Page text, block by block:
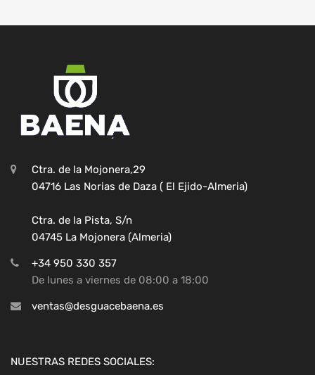
Ctra. de la Mojonera,29
04716 Las Norias de Daza ( El Ejido-Almeria)
Ctra. de la Pista, S/n
04745 La Mojonera (Almeria)
+34 950 330 357
De lunes a viernes de 08:00 a 18:00
ventas@desguacebaena.es
NUESTRAS REDES SOCIALES: